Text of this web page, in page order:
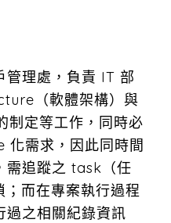
管理處，負責 IT 部
（軟體架構）與
制定等工作，同時必
化需求，因此同時間
需追蹤之 task（任
而在專案執行過程
過之相關紀錄資訊